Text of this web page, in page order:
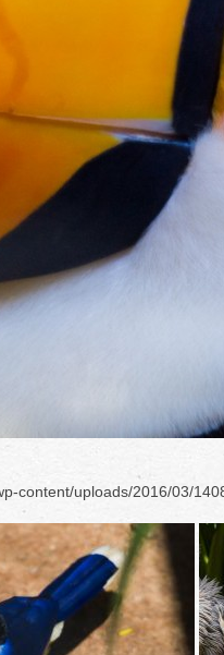
content/uploads/2016/03/